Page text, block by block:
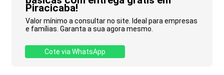
Piracicaba!
Valor mínimo a consultar no site. Ideal para empresas
e famílias. Garanta a sua agora mesmo.
Cote via WhatsApp